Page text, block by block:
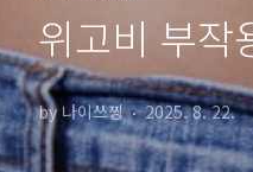
위고비 부작
by 나이쓰찡 2025. 8. 22.